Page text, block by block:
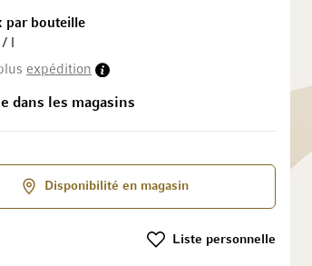
par bouteille
l
expédition
dans les magasins
Disponibilité en magasin
Liste personnelle